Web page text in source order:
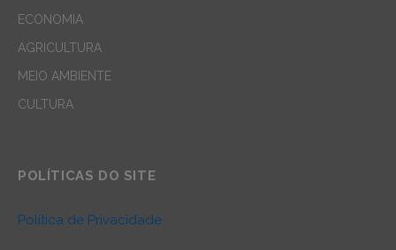
ECONOMIA
AGRICULTURA
MEIO AMBIENTE
CULTURA
POLÍTICAS DO SITE
Política de Privacidade